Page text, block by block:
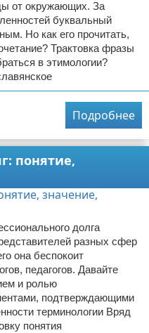
от окружающих. За
буквальный
Но как его прочитать,
Трактовка фразы
в этимологии?
Подробнее
понятие,
долга
разных сфер
она беспокоит
педагогов. Давайте
и ролью
подтверждающими
терминологии Вряд
понятия